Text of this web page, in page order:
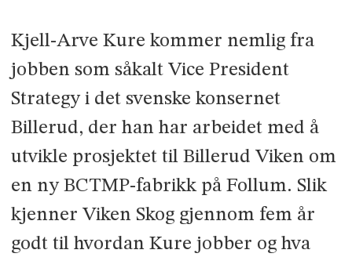
Kjell-Arve Kure kommer nemlig fra
jobben som såkalt Vice President
Strategy i det svenske konsernet
Billerud, der han har arbeidet med å
utvikle prosjektet til Billerud Viken om
en ny BCTMP-fabrikk på Follum. Slik
kjenner Viken Skog gjennom fem år
godt til hvordan Kure jobber og hva